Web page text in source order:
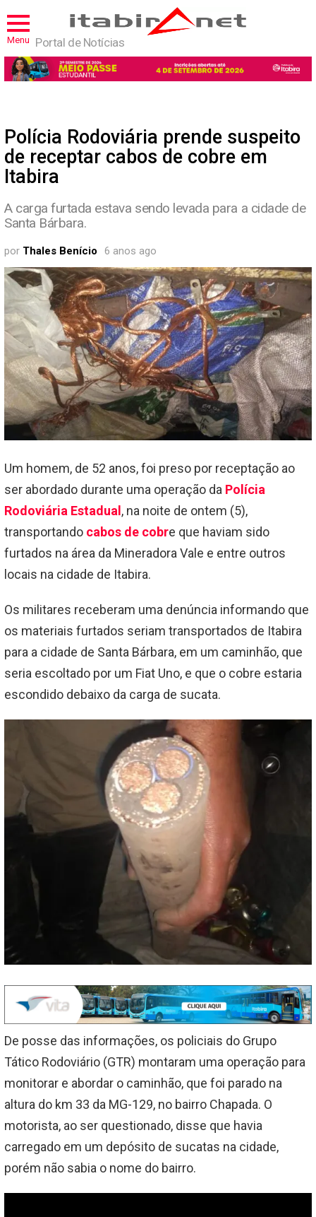
Menu Portal de Notícias
Polícia Rodoviária prende suspeito
de receptar cabos de cobre em
Itabira
A carga furtada estava sendo levada para a cidade de
Santa Bárbara.
por Thales Benício 6 anos ago
Um homem, de 52 anos, foi preso por receptação ao
ser abordado durante uma operação da Polícia
Rodoviária Estadual , na noite de ontem (5),
transportando cabos de cobre que haviam sido
furtados na área da Mineradora Vale e entre outros
locais na cidade de Itabira.
Os militares receberam uma denúncia informando que
os materiais furtados seriam transportados de Itabira
para a cidade de Santa Bárbara, em um caminhão, que
seria escoltado por um Fiat Uno, e que o cobre estaria
escondido debaixo da carga de sucata.
De posse das informações, os policiais do Grupo
Tático Rodoviário (GTR) montaram uma operação para
monitorar e abordar o caminhão, que foi parado na
altura do km 33 da MG-129, no bairro Chapada. O
motorista, ao ser questionado, disse que havia
carregado em um depósito de sucatas na cidade,
porém não sabia o nome do bairro.